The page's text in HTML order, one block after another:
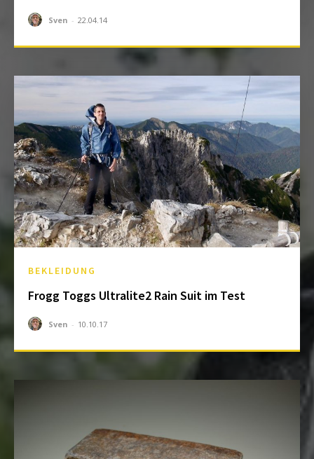
Sven - 22.04.14
BEKLEIDUNG
Frogg Toggs Ultralite2 Rain Suit im Test
Sven - 10.10.17